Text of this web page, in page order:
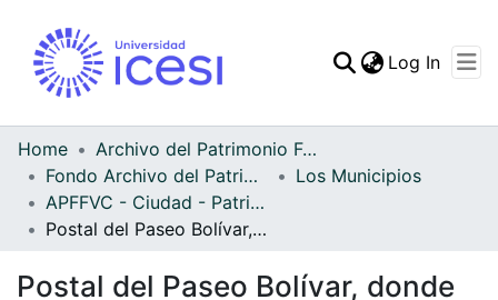
Statistics
Log In
Home
Archivo del Patrimonio Fotográfico y Fílmico del Valle del Cauca
Fondo Archivo del Patrimonio Fotográfico y Fílmico del Valle del Cauca
Los Municipios
APFFVC - Ciudad - Patrimonial
Postal del Paseo Bolívar, donde se observan las cuatro ceibas y al fondo la estatua del Libertador
Postal del Paseo Bolívar, donde